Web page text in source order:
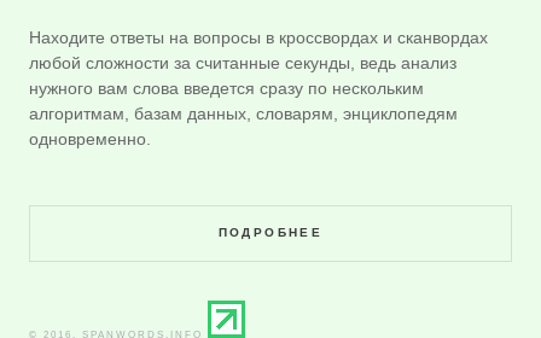
Находите ответы на вопросы в кроссвордах и сканвордах
любой сложности за считанные секунды, ведь анализ
нужного вам слова введется сразу по нескольким
алгоритмам, базам данных, словарям, энциклопедям
одновременно.
ПОДРОБНЕЕ
© 2016. SPANWORDS.INFO